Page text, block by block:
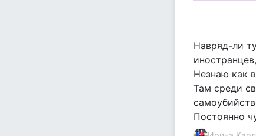
Навряд-ли
Незнаю как
Там среди
Постоянно